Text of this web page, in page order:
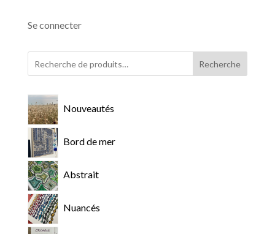
Se connecter
Recherche
Nouveautés
Bord de mer
Abstrait
Nuancés